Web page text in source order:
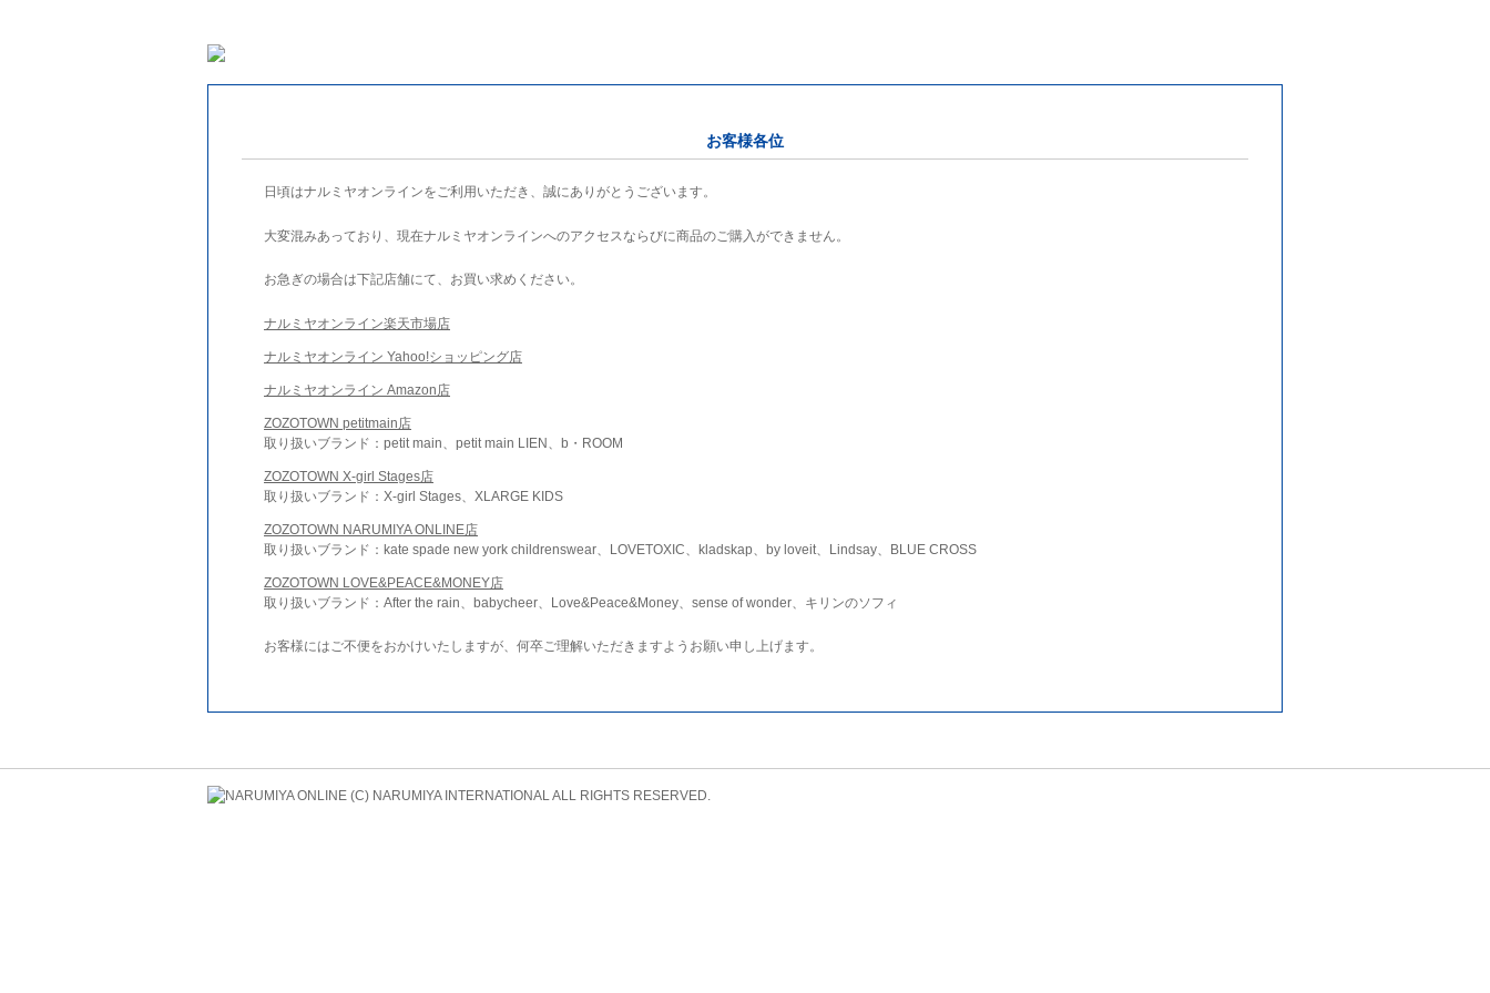
お客様各位
日頃はナルミヤオンラインをご利用いただき、誠にありがとうございます。
大変混みあっており、現在ナルミヤオンラインへのアクセスならびに商品のご購入ができません。
お急ぎの場合は下記店舗にて、お買い求めください。
ナルミヤオンライン楽天市場店
ナルミヤオンライン Yahoo!ショッピング店
ナルミヤオンライン Amazon店
ZOZOTOWN petitmain店
取り扱いブランド：petit main、petit main LIEN、b・ROOM
ZOZOTOWN X-girl Stages店
取り扱いブランド：X-girl Stages、XLARGE KIDS
ZOZOTOWN NARUMIYA ONLINE店
取り扱いブランド：kate spade new york childrenswear、LOVETOXIC、kladskap、by loveit、Lindsay、BLUE CROSS
ZOZOTOWN LOVE&PEACE&MONEY店
取り扱いブランド：After the rain、babycheer、Love&Peace&Money、sense of wonder、キリンのソフィ
お客様にはご不便をおかけいたしますが、何卒ご理解いただきますようお願い申し上げます。